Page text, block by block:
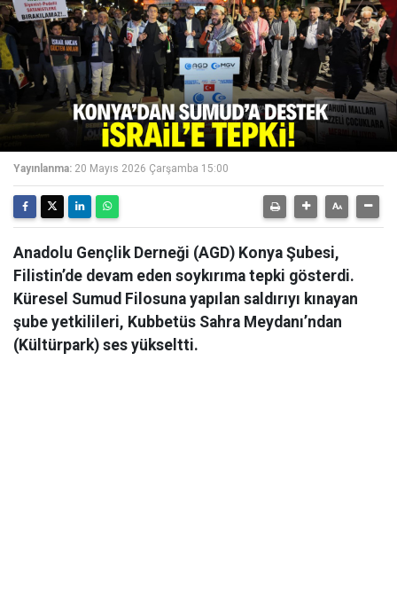
Yayınlanma: 20 Mayıs 2026 Çarşamba 15:00
Anadolu Gençlik Derneği (AGD) Konya Şubesi,
Filistin’de devam eden soykırıma tepki gösterdi.
Küresel Sumud Filosuna yapılan saldırıyı kınayan
şube yetkilileri, Kubbetüs Sahra Meydanı’ndan
(Kültürpark) ses yükseltti.